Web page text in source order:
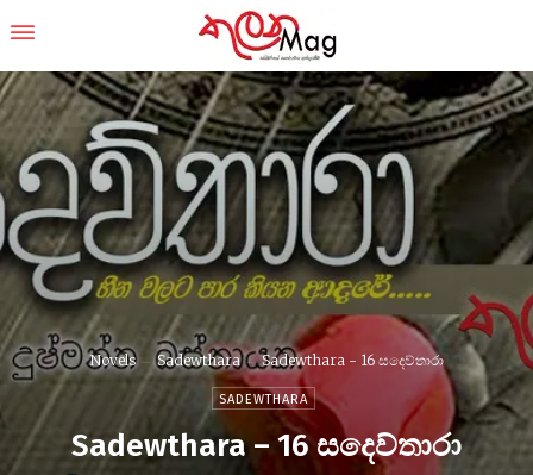
Novels Sadewthara Sadewthara - 16 සදෙව්තාරා
SADEWTHARA
Sadewthara – 16 සදෙව්තාරා